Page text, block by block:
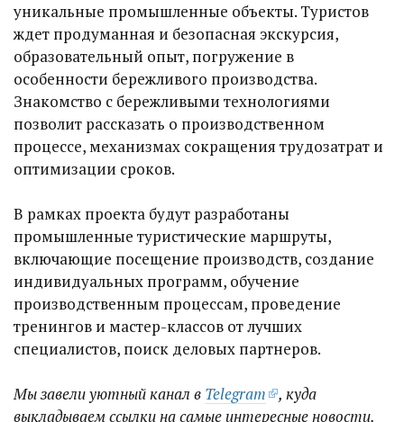
уникальные промышленные объекты. Туристов
ждет продуманная и безопасная экскурсия,
образовательный опыт, погружение в
особенности бережливого производства.
Знакомство с бережливыми технологиями
позволит рассказать о производственном
процессе, механизмах сокращения трудозатрат и
оптимизации сроков.
В рамках проекта будут разработаны
промышленные туристические маршруты,
включающие посещение производств, создание
индивидуальных программ, обучение
производственным процессам, проведение
тренингов и мастер-классов от лучших
специалистов, поиск деловых партнеров.
Мы завели уютный канал в Telegram
, куда
выкладываем ссылки на самые интересные новости.